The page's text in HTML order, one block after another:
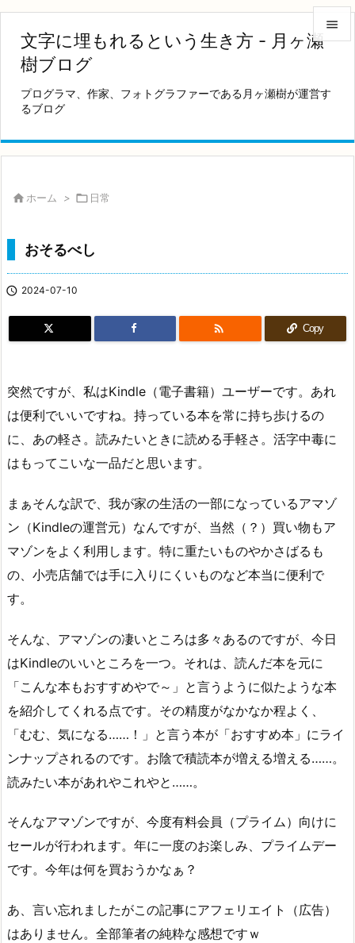
文字に埋もれるという生き方 - 月ヶ瀬
樹ブログ
プログラマ、作家、フォトグラファーである月ヶ瀬樹が運営す
るブログ



前へ
 ホーム >  日常
おそるべし
 2024-07-10
 Copy
突然ですが、私はKindle（電子書籍）ユーザーです。あれ
は便利でいいですね。持っている本を常に持ち歩けるの
に、あの軽さ。読みたいときに読める手軽さ。活字中毒に
はもってこいな一品だと思います。
まぁそんな訳で、我が家の生活の一部になっているアマゾ
ン（Kindleの運営元）なんですが、当然（？）買い物もア
マゾンをよく利用します。特に重たいものやかさばるも
の、小売店舗では手に入りにくいものなど本当に便利で
す。
そんな、アマゾンの凄いところは多々あるのですが、今日
はKindleのいいところを一つ。それは、読んだ本を元に
「こんな本もおすすめやで～」と言うように似たような本
を紹介してくれる点です。その精度がなかなか程よく、
「むむ、気になる……！」と言う本が「おすすめ本」にライ
ンナップされるのです。お陰で積読本が増える増える……。
読みたい本があれやこれやと……。
そんなアマゾンですが、今度有料会員（プライム）向けに
セールが行われます。年に一度のお楽しみ、プライムデー
です。今年は何を買おうかなぁ？
あ、言い忘れましたがこの記事にアフェリエイト（広告）
はありません。全部筆者の純粋な感想ですｗ